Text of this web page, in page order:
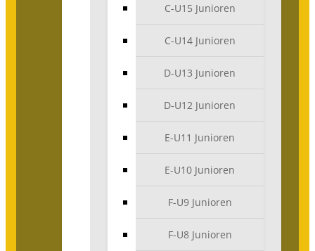
C-U15 Junioren
C-U14 Junioren
D-U13 Junioren
D-U12 Junioren
E-U11 Junioren
E-U10 Junioren
F-U9 Junioren
F-U8 Junioren